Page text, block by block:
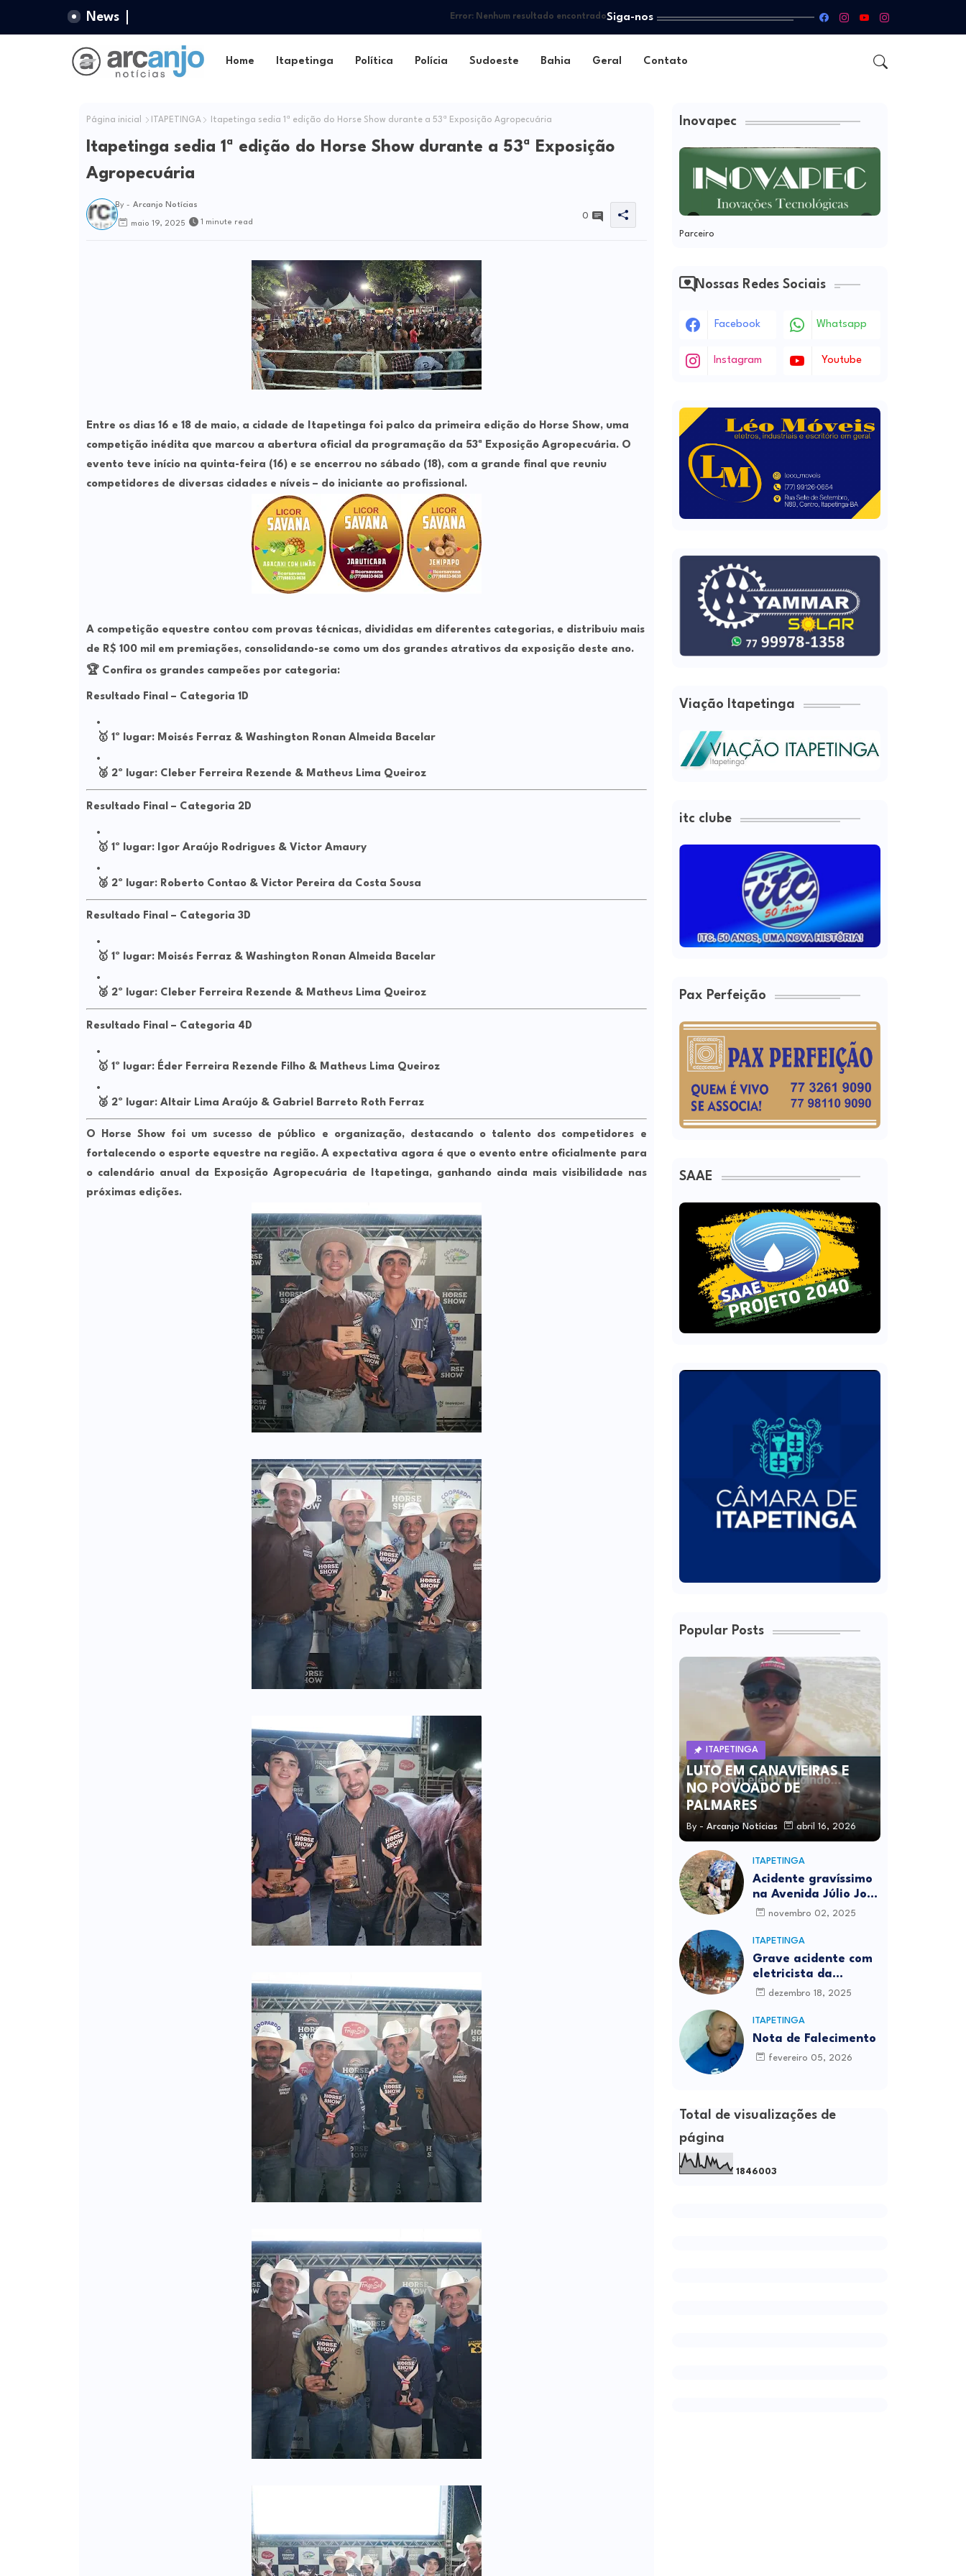
News Error:Nenhum resultado encontradoSiga-nos
Home Itapetinga Política Polícia Sudoeste Bahia Geral Contato
Página inicial ITAPETINGA Itapetinga sedia 1ª edição do Horse Show durante a 53ª Exposição Agropecuária
Itapetinga sedia 1ª edição do Horse Show durante a 53ª Exposição
Agropecuária
By - Arcanjo Notícias
maio 19, 2025 1 minute read
0
Entre os dias 16 e 18 de maio, a cidade de Itapetinga foi palco da primeira edição do Horse Show, uma
competição inédita que marcou a abertura oficial da programação da 53ª Exposição Agropecuária. O
evento teve início na quinta-feira (16) e se encerrou no sábado (18), com a grande final que reuniu
competidores de diversas cidades e níveis – do iniciante ao profissional.
A competição equestre contou com provas técnicas, divididas em diferentes categorias, e distribuiu mais
de R$ 100 mil em premiações, consolidando-se como um dos grandes atrativos da exposição deste ano.
🏆 Confira os grandes campeões por categoria:
Resultado Final – Categoria 1D
🥇 1º lugar:Moisés Ferraz & Washington Ronan Almeida Bacelar
🥈 2º lugar:Cleber Ferreira Rezende & Matheus Lima Queiroz
Resultado Final – Categoria 2D
🥇 1º lugar:Igor Araújo Rodrigues & Victor Amaury
🥈 2º lugar:Roberto Contao & Victor Pereira da Costa Sousa
Resultado Final – Categoria 3D
🥇 1º lugar:Moisés Ferraz & Washington Ronan Almeida Bacelar
🥈 2º lugar:Cleber Ferreira Rezende & Matheus Lima Queiroz
Resultado Final – Categoria 4D
🥇 1º lugar:Éder Ferreira Rezende Filho & Matheus Lima Queiroz
🥈 2º lugar:Altair Lima Araújo & Gabriel Barreto Roth Ferraz
O Horse Show foi um sucesso de público e organização, destacando o talento dos competidores e
fortalecendo o esporte equestre na região. A expectativa agora é que o evento entre oficialmente para
o calendário anual da Exposição Agropecuária de Itapetinga, ganhando ainda mais visibilidade nas
próximas edições.
Inovapec
Parceiro
Nossas Redes Sociais
Facebook Whatsapp
Instagram Youtube
Viação Itapetinga
itc clube
Pax Perfeição
SAAE
Popular Posts
ITAPETINGA
LUTO EM CANAVIEIRAS E
NO POVOADO DE
PALMARES
By - Arcanjo Notícias abril 16, 2026
ITAPETINGA
Acidente gravíssimo
na Avenida Júlio José
Rodrigues deixa um
novembro 02, 2025
ITAPETINGA
Grave acidente com
eletricista da
Prefeitura é
Itapetinga
dezembro 18, 2025
ITAPETINGA
Nota de Falecimento
fevereiro 05, 2026
Total de visualizações de
página
1 846003